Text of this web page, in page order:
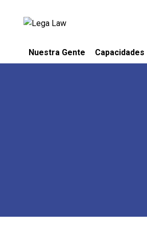
Nuestra Gente Capacidades